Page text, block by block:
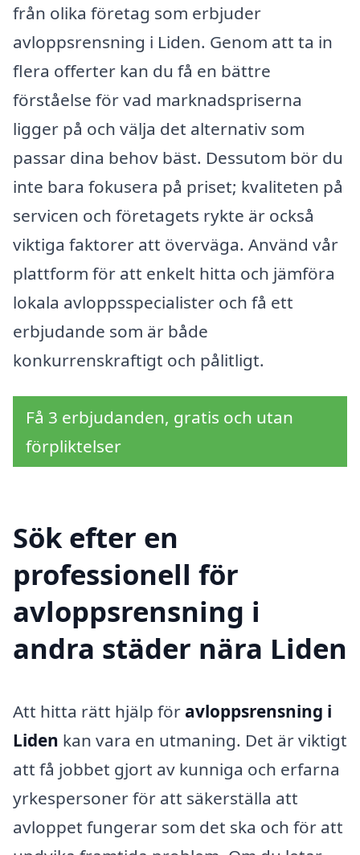
från olika företag som erbjuder
avloppsrensning i Liden. Genom att ta in
flera offerter kan du få en bättre
förståelse för vad marknadspriserna
ligger på och välja det alternativ som
passar dina behov bäst. Dessutom bör du
inte bara fokusera på priset; kvaliteten på
servicen och företagets rykte är också
viktiga faktorer att överväga. Använd vår
plattform för att enkelt hitta och jämföra
lokala avloppsspecialister och få ett
erbjudande som är både
konkurrenskraftigt och pålitligt.
Få 3 erbjudanden, gratis och utan
förpliktelser
Sök efter en
professionell för
avloppsrensning i
andra städer nära Liden
Att hitta rätt hjälp för avloppsrensning i
Liden kan vara en utmaning. Det är viktigt
att få jobbet gjort av kunniga och erfarna
yrkespersoner för att säkerställa att
avloppet fungerar som det ska och för att